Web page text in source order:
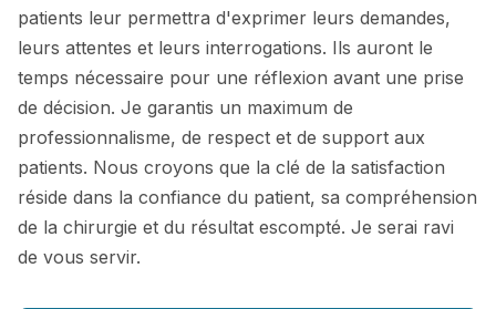
patients leur permettra d'exprimer leurs demandes,
leurs attentes et leurs interrogations. Ils auront le
temps nécessaire pour une réflexion avant une prise
de décision. Je garantis un maximum de
professionnalisme, de respect et de support aux
patients. Nous croyons que la clé de la satisfaction
réside dans la confiance du patient, sa compréhension
de la chirurgie et du résultat escompté. Je serai ravi
de vous servir.